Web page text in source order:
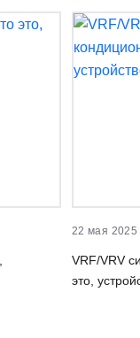
22 мая 2025
VRF/VRV
это,